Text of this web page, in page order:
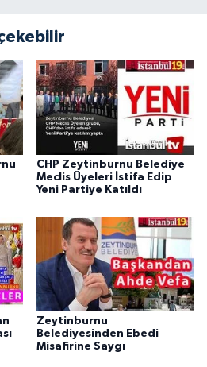
CHP Zeytinburnu Belediye
Meclis Üyeleri İstifa Edip
Yeni Partiye Katıldı
Zeytinburnu
Belediyesinden Ebedi
Misafirine Saygı